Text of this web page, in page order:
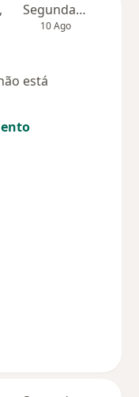
Segunda-feira
10 Ago
está